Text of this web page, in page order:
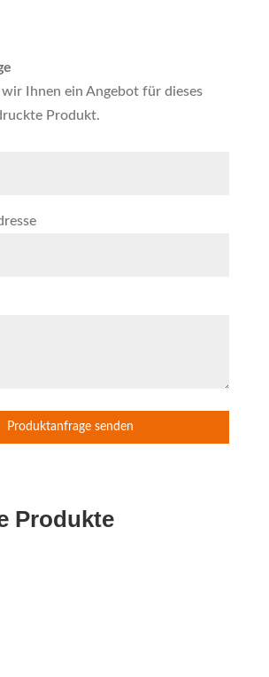
Ihnen ein Angebot für dieses
Produkt.
Produkte